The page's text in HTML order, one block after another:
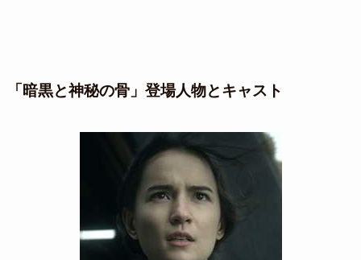
「暗黒と神秘の骨」登場人物とキャスト